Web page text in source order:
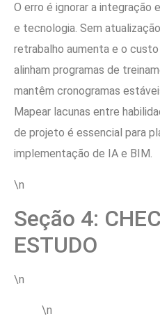
O erro é ignorar a
e tecnologia. Sem
retrabalho aumenta e o
alinham programas de
mantêm cronogramas
Mapear lacunas entre
de projeto é essencial para
implementação de IA e BIM.
\n
Seção 4:
ESTUDO
\n
\n